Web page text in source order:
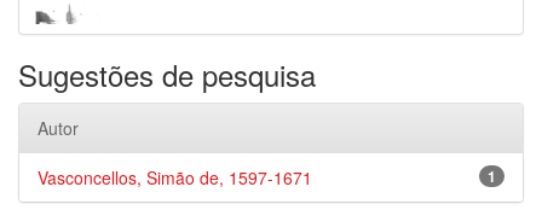
Sugestões de pesquisa
Autor
1
Vasconcellos, Simão de, 1597-1671